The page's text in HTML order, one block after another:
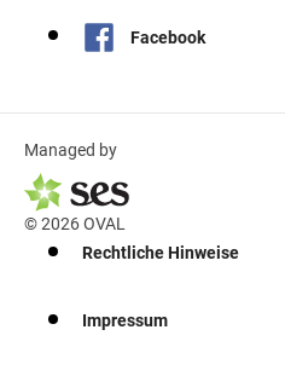
Facebook
Managed by
© 2026 OVAL
Rechtliche Hinweise
Impressum